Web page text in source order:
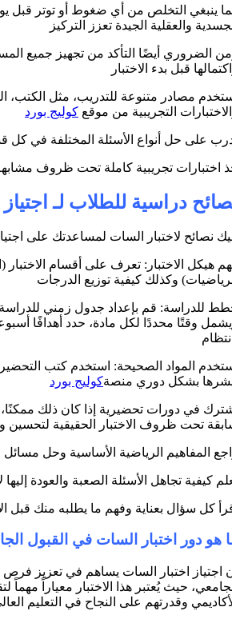
ينبغي التخلص من أي ضغوط أو توتر قبل يوم
والعقلية الجيدة تعزز التركيز
الضروري أيضًا التأكد من تجهيز جميع
قبل بدء الاختبار
مصادر متنوعة للتدريب، مثل الكتب،
التجريبية من موقع كوليج بورد
على حل أنواع الأسئلة المختلفة في كل
اختبارات تجريبية كاملة تحت ظروف مشابهة
دراسية للطلاب لـ
نصائح لاختبار السات لمساعدتك على
هيكل الاختبار: تعرف على أقسام الاختبار
وكذلك كيفية توزيع الدرجات
للدراسة: قم بإعداد جدول زمني للدراسة
وقتًا محددًا لكل مادة، حدد أهدافًا
المواد الصحيحة: استخدم كتب التحضير
بشكل دوري منصةكوليج بورد
في دورات تحضيرية إذا كان ذلك
تحت ظروف الاختبار الحقيقية لتحسين
المفاهيم الرياضية الأساسية وحل مسائل
كيفية تجاهل الأسئلة الصعبة والعودة إليها
كل سؤال بعناية وفهم ما يطلبه منك قبل
هو دور اختبار السات في القبول
اجتياز اختبار السات يساهم في تعزيز
حيث يُعتبر هذا الاختبار معياراً مهماً
وقدرتهم على النجاح في التعليم